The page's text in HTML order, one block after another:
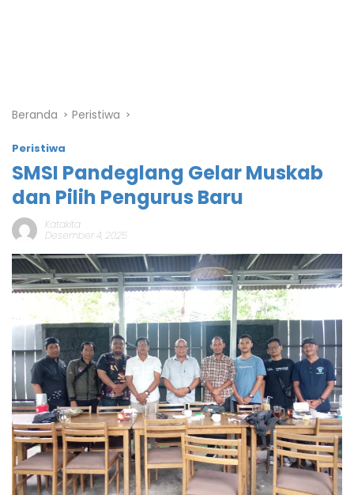
Beranda Peristiwa
Peristiwa
SMSI Pandeglang Gelar Muskab
dan Pilih Pengurus Baru
Katakita
Desember 4, 2025